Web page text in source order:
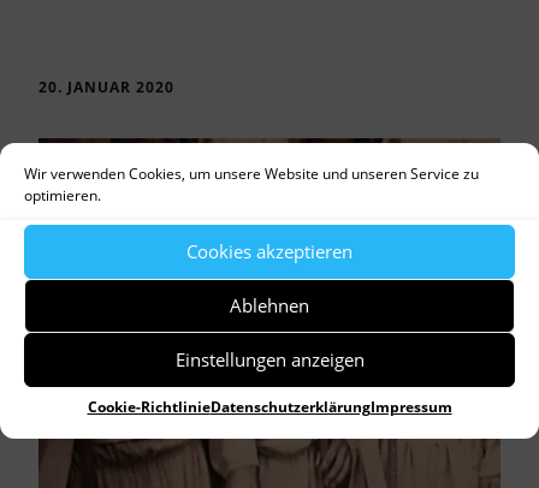
Wir verwenden Cookies, um unsere Website und unseren Service zu
optimieren.
Cookies akzeptieren
Ablehnen
Einstellungen anzeigen
Cookie-RichtlinieDatenschutzerklärungImpressum
20. JANUAR 2020